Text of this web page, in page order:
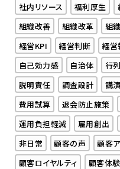
社内リソース
福利厚生
組織改善
組織改革 組
経営KPI
経営判断 経営
自己効力感
自治体 行列
説明責任
調査設計 講演
費用試算
退会防止施策
運用負担軽減
雇用創出
非日常
顧客の声 顧客
顧客ロイヤルティ
顧客体験